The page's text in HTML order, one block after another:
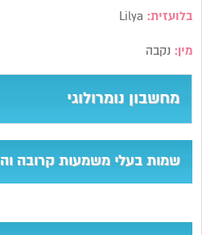
בלועזית:
מין: נקבה
מחשבון נומרולוגי
שמות בעלי משמעות קרובה